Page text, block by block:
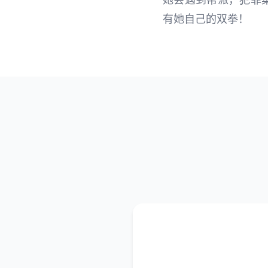
有她自己的双拳！